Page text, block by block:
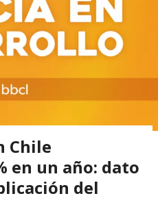
Chile
en un año: dato
del